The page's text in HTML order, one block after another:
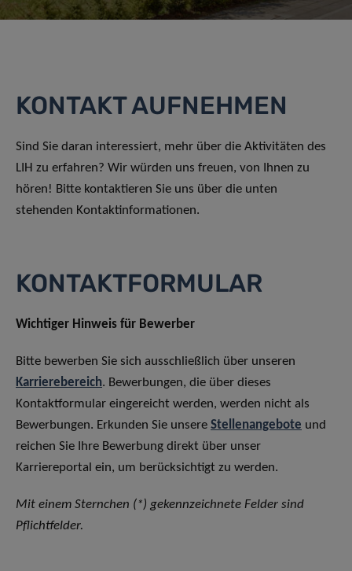
KONTAKT AUFNEHMEN
Sind Sie daran interessiert, mehr über die Aktivitäten des
LIH zu erfahren? Wir würden uns freuen, von Ihnen zu
hören! Bitte kontaktieren Sie uns über die unten
stehenden Kontaktinformationen.
KONTAKTFORMULAR
Wichtiger Hinweis für Bewerber
Bitte bewerben Sie sich ausschließlich über unseren
Karrierebereich. Bewerbungen, die über dieses
Kontaktformular eingereicht werden, werden nicht als
Bewerbungen. Erkunden Sie unsere Stellenangebote und
reichen Sie Ihre Bewerbung direkt über unser
Karriereportal ein, um berücksichtigt zu werden.
Mit einem Sternchen (*) gekennzeichnete Felder sind
Pflichtfelder.